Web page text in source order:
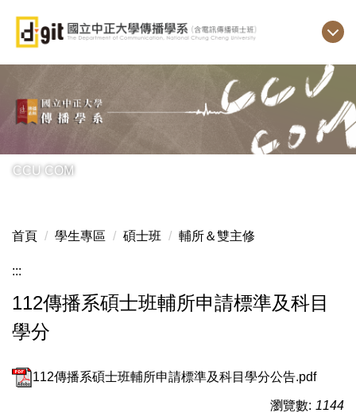
主
區
CCU COM
首頁 學生專區 碩士班 輔所＆雙主修
:::
112傳播系碩士班輔所申請標準及科目
學分
112傳播系碩士班輔所申請標準及科目學分公告.pdf
瀏覽數: 1144